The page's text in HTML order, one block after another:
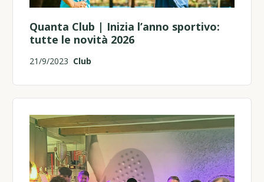
Quanta Club | Inizia l’anno sportivo:
tutte le novità 2026
21/9/2023 Club